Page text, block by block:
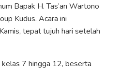
Bapak H. Tas’an Wartono
Kudus. Acara ini
tepat tujuh hari setelah
7 hingga 12, beserta